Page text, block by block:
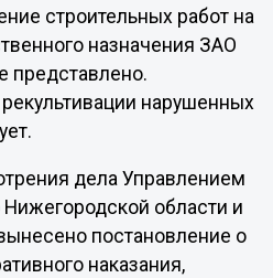
строительных работ на
назначения ЗАО
представлено.
нарушенных
дела Управлением
области и
постановление о
наказания,